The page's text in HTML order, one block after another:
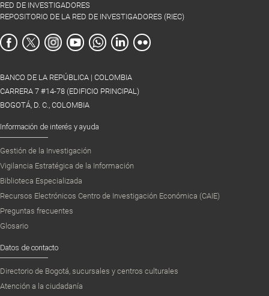
RED DE INVESTIGADORES
REPOSITORIO DE LA RED DE INVESTIGADORES (RIEC)
BANCO DE LA REPÚBLICA | COLOMBIA
CARRERA 7 #14-78 (EDIFICIO PRINCIPAL)
BOGOTÁ, D. C., COLOMBIA
Información de interés y ayuda
Gestión de la Investigación
Vigilancia Estratégica de la Información
Biblioteca Especializada
Recursos Electrónicos Centro de Investigación Económica (CAIE)
Preguntas frecuentes
Glosario
Datos de contacto
Directorio de Bogotá, sucursales y centros culturales
Atención a la ciudadanía